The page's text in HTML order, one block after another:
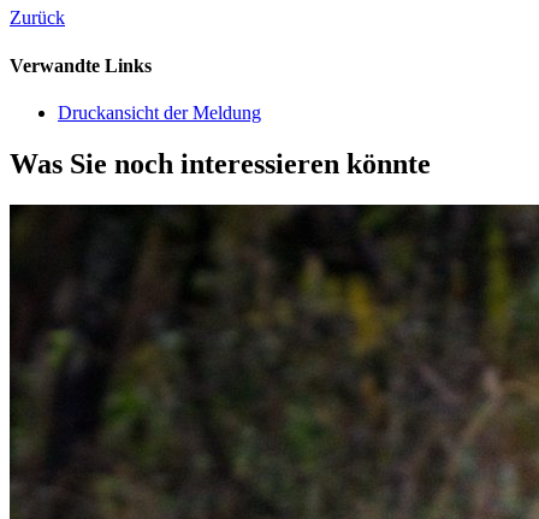
Zurück
Verwandte Links
Druckansicht der Meldung
Was Sie noch interessieren könnte